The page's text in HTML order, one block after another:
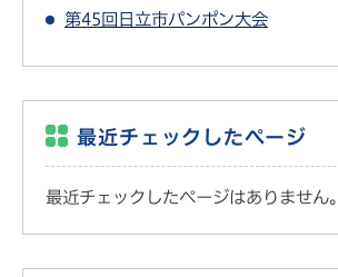
第45回日立市パンポン大会
最近チェックしたページ
最近チェックしたページはありません。